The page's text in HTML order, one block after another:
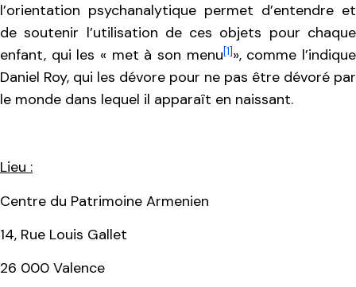
l’orientation psychanalytique permet d’entendre et
de soutenir l’utilisation de ces objets pour chaque
enfant, qui les « met à son menu[1]», comme l’indique
Daniel Roy, qui les dévore pour ne pas être dévoré par
le monde dans lequel il apparaît en naissant.
Lieu :
Centre du Patrimoine Armenien
14, Rue Louis Gallet
26 000 Valence